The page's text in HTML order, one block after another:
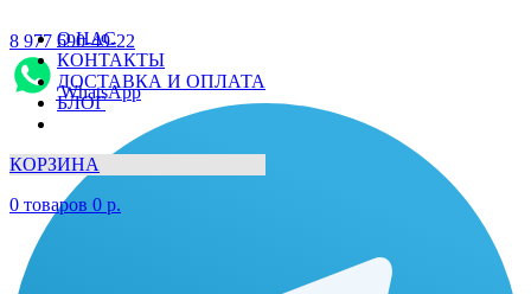
О НАС
КОНТАКТЫ
ДОСТАВКА И ОПЛАТА
БЛОГ
КОРЗИНА
0 товаров 0 р.
8 977 690-49-22
WhatsApp